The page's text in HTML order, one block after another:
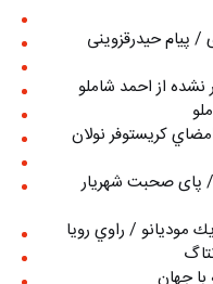
/ پیام حیدرقزوینی
از احمد شاملو
كريستوفر نولان
پای صحبت شهريار
موديانو / راوي رويا
با جهان